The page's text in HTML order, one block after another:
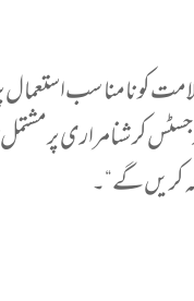
کرشنامراری پر
کریں گے“۔